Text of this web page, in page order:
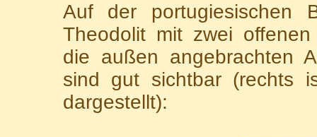
Auf der portugiesischen
Theodolit mit zwei
die außen angebrachten
sind gut sichtbar (rechts
dargestellt):